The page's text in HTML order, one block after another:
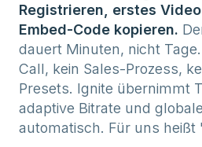
Registrieren, erstes
Embed-Code kopieren.
dauert Minuten, nicht
Call, kein Sales-Prozess,
Presets. Ignite übernimmt
adaptive Bitrate und
automatisch. Für uns heißt